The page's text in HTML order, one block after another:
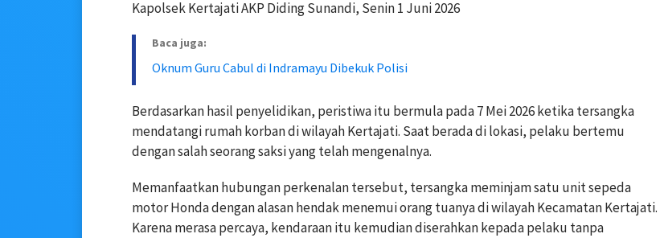
Kapolsek Kertajati AKP Diding Sunandi, Senin 1 Juni 2026
Baca juga:
Oknum Guru Cabul di Indramayu Dibekuk Polisi
Berdasarkan hasil penyelidikan, peristiwa itu bermula pada 7 Mei 2026 ketika tersangka
mendatangi rumah korban di wilayah Kertajati. Saat berada di lokasi, pelaku bertemu
dengan salah seorang saksi yang telah mengenalnya.
Memanfaatkan hubungan perkenalan tersebut, tersangka meminjam satu unit sepeda
motor Honda dengan alasan hendak menemui orang tuanya di wilayah Kecamatan Kertajati.
Karena merasa percaya, kendaraan itu kemudian diserahkan kepada pelaku tanpa